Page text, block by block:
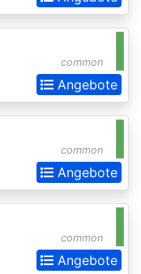
common
Angebote
common
Angebote
common
Angebote